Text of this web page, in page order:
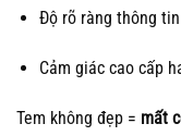
Độ rõ ràng thông tin
Cảm giác cao cấp
Tem không đẹp = mất